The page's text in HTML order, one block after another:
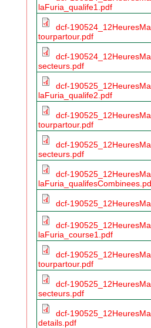
laFuria_qualife1.pdf
dcf-
tourpartour.pdf
dcf-
secteurs.pdf
dcf-
laFuria_qualife2.pdf
dcf-
tourpartour.pdf
dcf-
secteurs.pdf
dcf-
dcf-
dcf-
laFuria_course1.pdf
dcf-
tourpartour.pdf
dcf-
secteurs.pdf
dcf-
details.pdf